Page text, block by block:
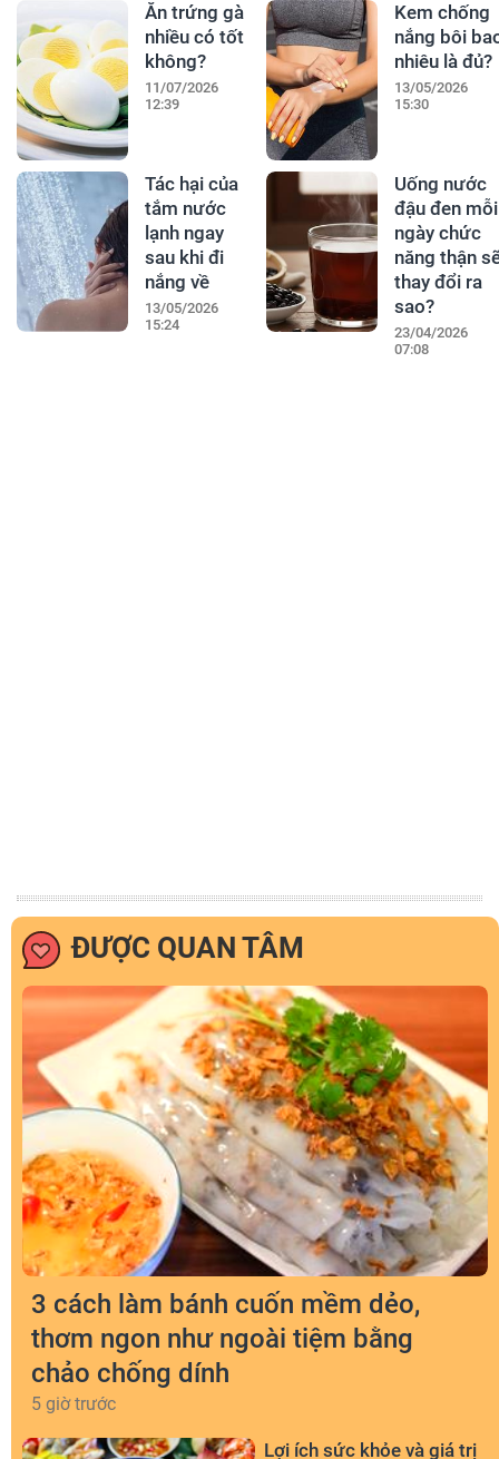
Ăn trứng gà
nhiều có tốt
không?
11/07/2026
12:39
Kem chống
nắng bôi
nhiêu là đủ?
13/05/2026
15:30
Tác hại của
tắm nước
lạnh ngay
sau khi đi
nắng về
13/05/2026
15:24
Uống nước
đậu đen mỗi
ngày chức
năng thận
thay đổi ra
sao?
23/04/2026
07:08
ĐƯỢC QUAN TÂM
3 cách làm bánh cuốn mềm dẻo,
thơm ngon như ngoài tiệm bằng
chảo chống dính
5 giờ trước
Lợi ích sức khỏe và giá trị